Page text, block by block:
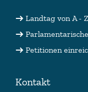
Landtag von A - Z
Petitionen
Kontakt